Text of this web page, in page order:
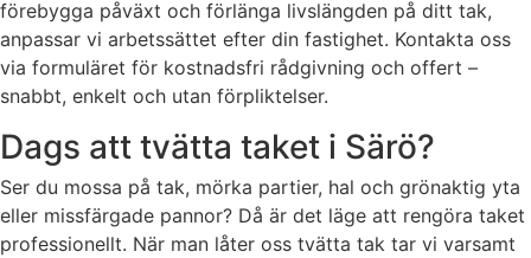
förebygga påväxt och förlänga livslängden på ditt tak,
anpassar vi arbetssättet efter din fastighet. Kontakta oss
via formuläret för kostnadsfri rådgivning och offert –
snabbt, enkelt och utan förpliktelser.
Dags att tvätta taket i Särö?
Ser du mossa på tak, mörka partier, hal och grönaktig yta
eller missfärgade pannor? Då är det läge att rengöra taket
professionellt. När man låter oss tvätta tak tar vi varsamt